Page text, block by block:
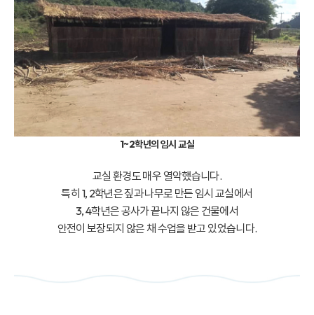
1~2학년의 임시 교실
교실 환경도 매우 열악했습니다.
특히 1, 2학년은 짚과 나무로 만든 임시 교실에서
3, 4학년은 공사가 끝나지 않은 건물에서
안전이 보장되지 않은 채 수업을 받고 있었습니다.